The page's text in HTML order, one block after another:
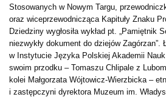
Stosowanych w Nowym Targu,
oraz wiceprzewodnicząca Kapituły Znaku
Dziedziny wygłosiła wykład pt. „Pamiętnik
niezwykły dokument do dziejów Zagórzan”.
w Instytucie Języka Polskiej Akademii Nauk
swoim przodku – Tomaszu Chlipale z
kolei Małgorzata Wójtowicz-Wierzbicka –
i zastępczyni dyrektora Muzeum im.